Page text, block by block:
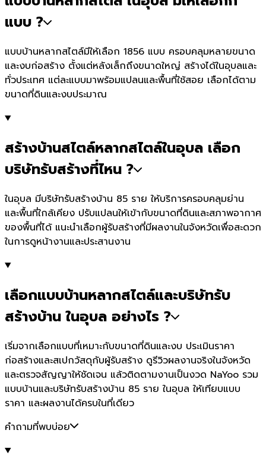
แบบ ?
แบบบ้านหลากสไตล์มีให้เลือก 1856 แบบ ครอบคลุมหลายขนาด
และงบก่อสร้าง ตั้งแต่หลังเล็กถึงขนาดใหญ่ สร้างได้ในอุบลและ
ทั่วประเทศ แต่ละแบบมาพร้อมแปลนและพื้นที่ใช้สอย เลือกได้ตาม
ขนาดที่ดินและงบประมาณ
สร้างบ้านสไตล์หลากสไตล์ในอุบล เลือก
บริษัทรับสร้างที่ไหน ?
ในอุบล มีบริษัทรับสร้างบ้าน 85 ราย ให้บริการครอบคลุมย่าน
และพื้นที่ใกล้เคียง ปรับแปลนให้เข้ากับขนาดที่ดินและสภาพอากาศ
ของพื้นที่ได้ แนะนำเลือกผู้รับสร้างที่มีผลงานในจังหวัดเพื่อสะดวก
ในการดูหน้างานและประสานงาน
เลือกแบบบ้านหลากสไตล์และบริษัทรับ
สร้างบ้าน ในอุบล อย่างไร ?
เริ่มจากเลือกแบบที่เหมาะกับขนาดที่ดินและงบ ประเมินราคา
ก่อสร้างและสเปกวัสดุกับผู้รับสร้าง ดูรีวิวผลงานจริงในจังหวัด
และตรวจสัญญาให้ชัดเจน แล้วติดตามงานเป็นงวด NaYoo รวม
แบบบ้านและบริษัทรับสร้างบ้าน 85 ราย ในอุบล ให้เทียบแบบ
ราคา และผลงานได้ครบในที่เดียว
คำถามที่พบบ่อย